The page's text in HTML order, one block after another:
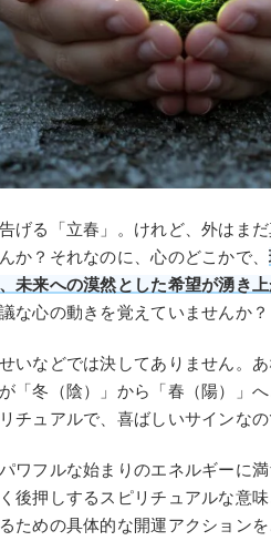
げる「立春」。けれど、外はま
か？それなのに、心のどこかで、
未来への漠然とした希望が湧き
な心の動きを覚えていませんか？
いなどでは決してありません。
「冬（陰）」から「春（陽）」
チュアルで、喜ばしいサインなの
ワフルな始まりのエネルギーに
後押しするスピリチュアルな意
ための具体的な開運アクション